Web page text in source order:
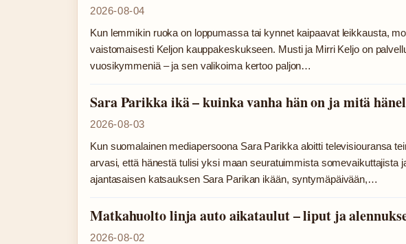
2026-08-04
Kun lemmikin ruoka on loppumassa tai kynnet kaipaavat leikkausta,
vaistomaisesti Keljon kauppakeskukseen. Musti ja Mirri Keljo on
vuosikymmeniä – ja sen valikoima kertoo paljon…
Sara Parikka ikä – kuinka vanha hän on ja mitä
2026-08-03
Kun suomalainen mediapersoona Sara Parikka aloitti televisiouransa
arvasi, että hänestä tulisi yksi maan seuratuimmista somevaikuttajista
ajantasaisen katsauksen Sara Parikan ikään, syntymäpäivään,…
Matkahuolto linja auto aikataulut – liput ja
2026-08-02